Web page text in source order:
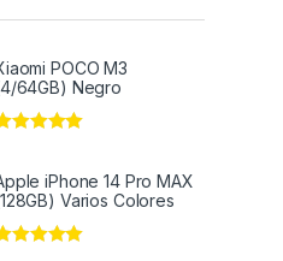
POCO M3
64GB) Negro
iPhone 14 Pro MAX
Varios Colores